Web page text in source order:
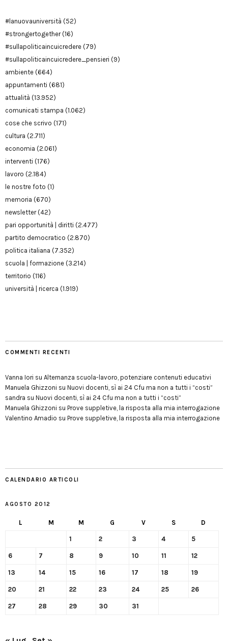
#lanuovauniversità (52)
#strongertogether(16)
#sullapoliticaincuicredere (79)
#sullapoliticaincuicredere_pensieri (9)
ambiente (664)
appuntamenti (681)
attualità (13.952)
comunicati stampa (1.062)
cose che scrivo (171)
cultura (2.711)
economia (2.061)
interventi (176)
lavoro (2.184)
le nostre foto (1)
memoria (670)
newsletter(42)
pari opportunità | diritti (2.477)
partito democratico (2.870)
politica italiana (7.352)
scuola | formazione (3.214)
territorio (116)
università | ricerca (1.919)
COMMENTI RECENTI
Vanna Iori su Alternanza scuola-lavoro, potenziare contenuti educativi
Manuela Ghizzoni su Nuovi docenti, sì ai 24 Cfu ma non a tutti i “costi”
sandra su Nuovi docenti, sì ai 24 Cfu ma non a tutti i “costi”
Manuela Ghizzoni su Prove suppletive, la risposta alla mia interrogazione
Valentino Amadio su Prove suppletive, la risposta alla mia interrogazione
CALENDARIO ARTICOLI
AGOSTO 2012
L M M G V S D
1 2 3 4 5
6 7 8 9 10 11 12
13 14 15 16 17 18 19
20 21 22 23 24 25 26
27 28 29 30 31